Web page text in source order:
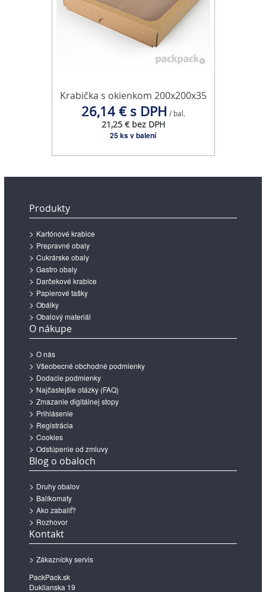
Krabička s okienkom 200x200x35
26,14 € s DPH / bal.
21,25 € bez DPH
25 ks v balení
Produkty
Kartónové krabice
Prepravné obaly
Cukrárske obaly
Gastro obaly
Darčekové krabice
Papierové tašky
Obálky
Obalový materiál
O nákupe
O nás
Všeobecné obchodné podmienky
Dodacie podmienky
Najčastejšie otázky (FAQ)
Zmazanie digitálnej stopy
Prihlásenie
Registrácia
Cookies
Odstúpenie od zmluvy
Blog o obaloch
Druhy obalov
Balíkomaty
Ako zabaliť?
Rozhovor
Kontakt
Zákaznícky servis
PackPack.sk
Duklianska 19